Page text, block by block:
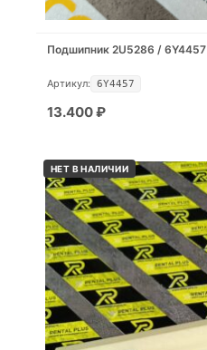
Подшипник 2U5286 / 6Y4457
Артикул: 6Y4457
13.400₽
НЕТ В НАЛИЧИИ